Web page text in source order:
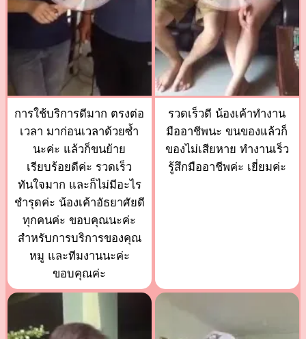
การใช้บริการดีมาก ตรงต่อ
เวลา มาก่อนเวลาด้วยซ้ำ
นะค่ะ แล้วก็ขนย้าย
เรียบร้อยดีค่ะ รวดเร็ว
ทันใจมาก และก็ไม่มีอะไร
ชำรุดค่ะ น้องเค้าอัธยาศัยดี
ทุกคนค่ะ ขอบคุณนะค่ะ
สำหรับการบริการของคุณ
หมู และทีมงานนะค่ะ
ขอบคุณค่ะ
รวดเร็วดี น้องเค้าทำงาน
มืออาชีพนะ ขนของแล้วก็
ของไม่เสียหาย ทำงานเร็ว
รู้สึกมืออาชีพค่ะ เยี่ยมค่ะ